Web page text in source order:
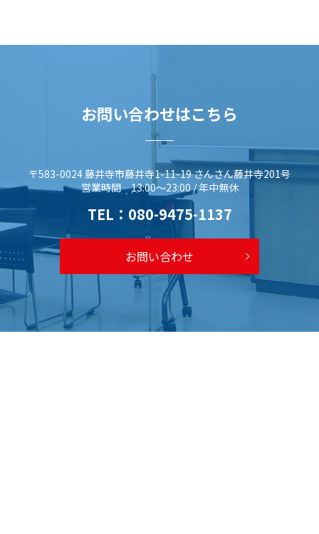
お問い合わせはこちら
〒583-0024 藤井寺市藤井寺1-11-19 さんさん藤井寺201号
営業時間 13:00～23:00 / 年中無休
TEL： 080-9475-1137
お問い合わせ